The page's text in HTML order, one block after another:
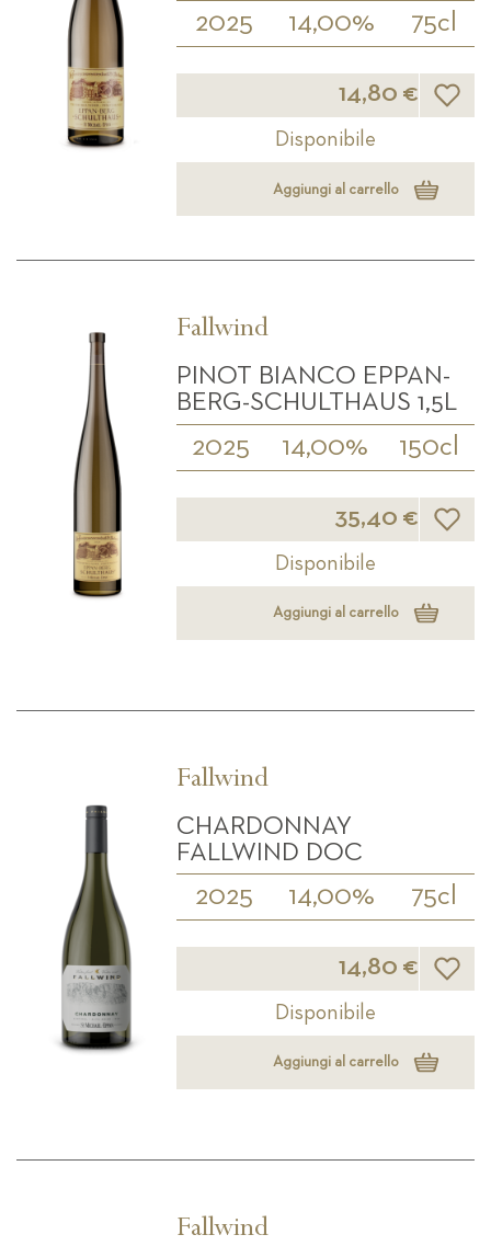
2025 14,00% 75cl
14,80 € Lista
Disponibile
Aggiungi al carrello
Fallwind
PINOT BIANCO EPPAN-
BERG-SCHULTHAUS 1,5L
2025 14,00% 150cl
35,40 €
Disponibile
Aggiungi al carrello
Fallwind
CHARDONNAY
FALLWIND DOC
2025 14,00% 75cl
14,80 € Lista
Disponibile
Aggiungi al carrello
Fallwind